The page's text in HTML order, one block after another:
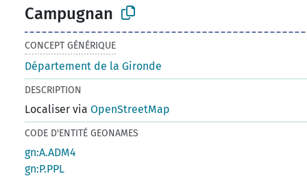
Campugnan
CONCEPT GÉNÉRIQUE
Département de la Gironde
DESCRIPTION
Localiser viaOpenStreetMap
CODE D'ENTITÉ GEONAMES
gn:A.ADM4
gn:P.PPL